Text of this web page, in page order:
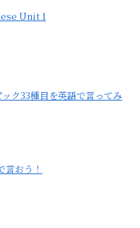
Unit 1
ク33種目を英語で言ってみ
言おう！